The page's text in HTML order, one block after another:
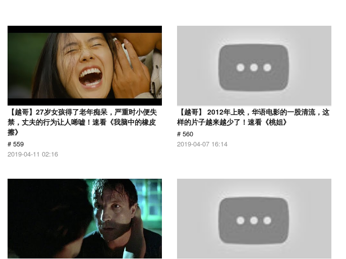
【越哥】27岁女孩得了老年痴呆，严重时小便失
禁，丈夫的行为让人唏嘘！速看《我脑中的橡皮
擦》
# 559
2019-04-11 02:16
【越哥】 2012年上映，华语电影的一股清流，这
样的片子越来越少了！速看《桃姐》
# 560
2019-04-07 16:14